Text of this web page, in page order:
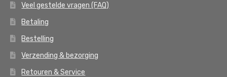
Veel gestelde vragen (FAQ)
Betaling
Bestelling
Verzending & bezorging
Retouren & Service